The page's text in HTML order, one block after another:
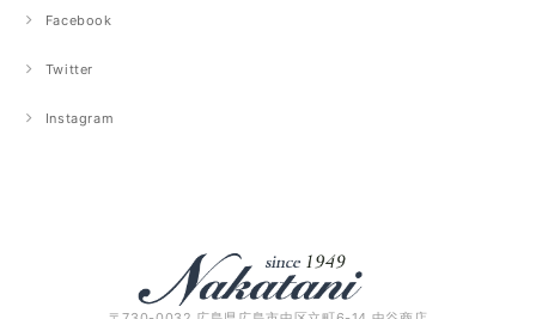
Facebook
Twitter
Instagram